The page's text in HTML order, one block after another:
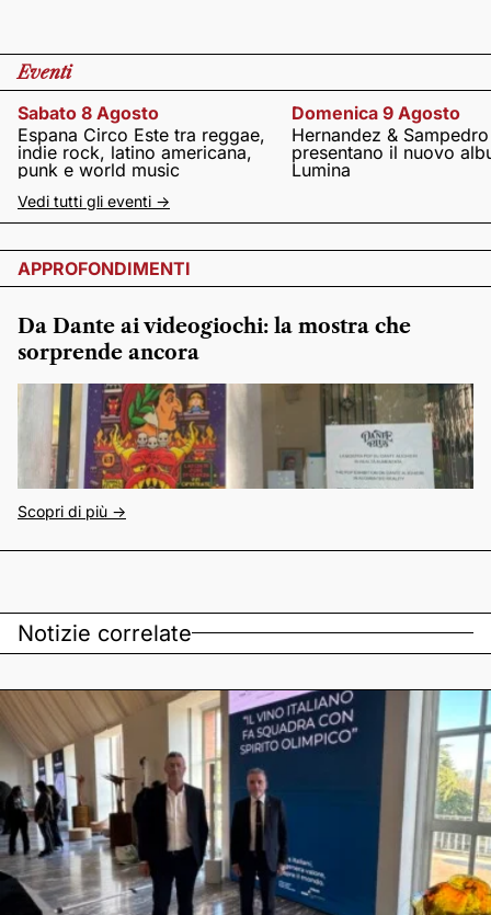
Eventi
Sabato 8 Agosto
Espana Circo Este tra reggae,
indie rock, latino americana,
punk e world music
Domenica 9 Agosto
Hernandez & Sampedro
presentano il nuovo
Lumina
Vedi tutti gli eventi ->
APPROFONDIMENTI
Da Dante ai videogiochi: la mostra che
sorprende ancora
Scopri di più ->
Notizie correlate